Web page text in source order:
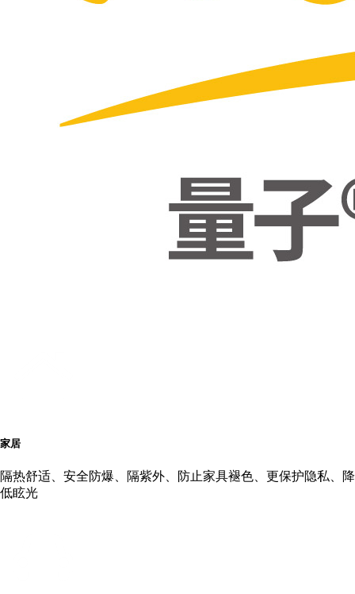
家居
隔热舒适、安全防爆、隔紫外、防止家具褪色、更保护隐私、降
低眩光